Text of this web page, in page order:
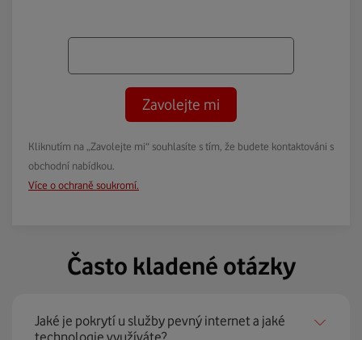
Zavolejte mi
Kliknutím na „Zavolejte mi“ souhlasíte s tím, že budete kontaktováni s
obchodní nabídkou.
Více o ochraně soukromí.
Často kladené otázky
Jaké je pokrytí u služby pevný internet a jaké
technologie využíváte?